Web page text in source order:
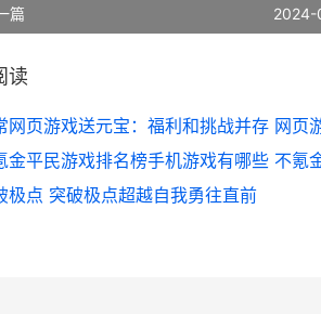
篇 2024-
读
极点 突破极点超越自我勇往直前